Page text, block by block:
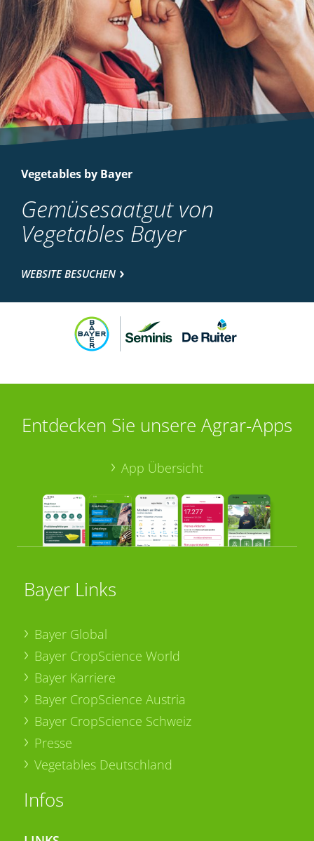
Vegetables by Bayer
Gemüsesaatgut von
Vegetables Bayer
WEBSITE BESUCHEN
Entdecken Sie unsere Agrar-Apps
App Übersicht
Bayer Links
Bayer Global
Bayer CropScience World
Bayer Karriere
Bayer CropScience Austria
Bayer CropScience Schweiz
Presse
Vegetables Deutschland
Infos